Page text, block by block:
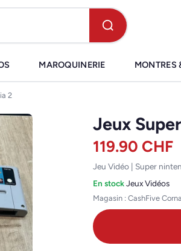
MAROQUINERIE MONTRES
2
Jeux
119.90 CHF
Jeu Vidéo | Super
En stock·Jeux Vidéos
Magasin : CashFive